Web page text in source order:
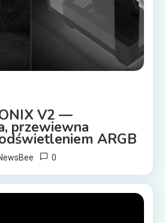
V2 —
przewiewna
ARGB
0